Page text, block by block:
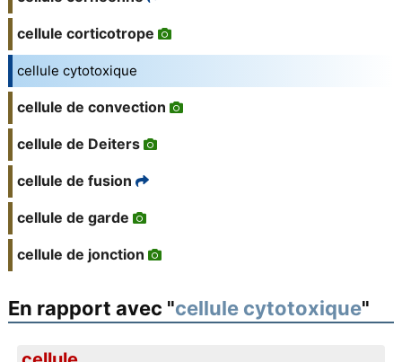
cellule corticotrope
cellule cytotoxique
cellule de convection
cellule de Deiters
cellule de fusion
cellule de garde
cellule de jonction
En rapport avec "cellule cytotoxique"